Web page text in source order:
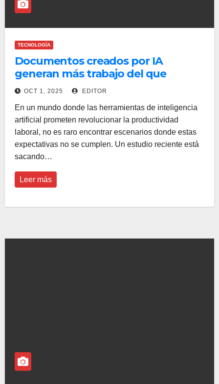
TECNOLOGÍA
Documentos creados por IA
generan más trabajo del que
resuelven
OCT 1, 2025 EDITOR
En un mundo donde las herramientas de inteligencia
artificial prometen revolucionar la productividad
laboral, no es raro encontrar escenarios donde estas
expectativas no se cumplen. Un estudio reciente está
sacando…
Leer más